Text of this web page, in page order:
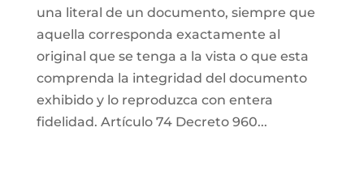
una literal de un documento, siempre que
aquella corresponda exactamente al
original que se tenga a la vista o que esta
comprenda la integridad del documento
exhibido y lo reproduzca con entera
fidelidad. Artículo 74 Decreto 960...